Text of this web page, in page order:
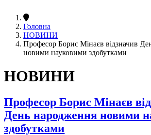
Головна
НОВИНИ
Професор Борис Мінаєв відзначив
новими науковими здобутками
НОВИНИ
Професор Борис Мінаєв
День народження новими
здобутками